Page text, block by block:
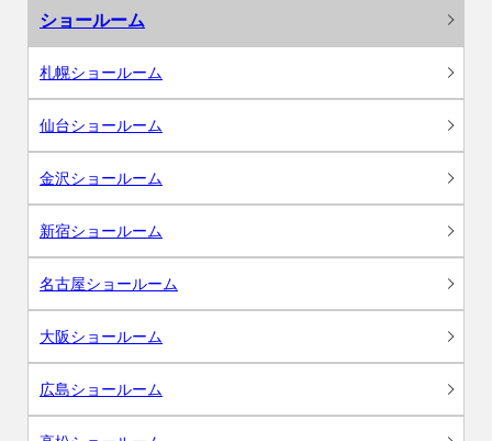
ショールーム
札幌ショールーム
仙台ショールーム
金沢ショールーム
新宿ショールーム
名古屋ショールーム
大阪ショールーム
広島ショールーム